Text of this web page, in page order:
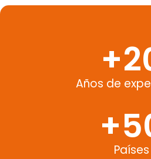
Años de
+
Países
+